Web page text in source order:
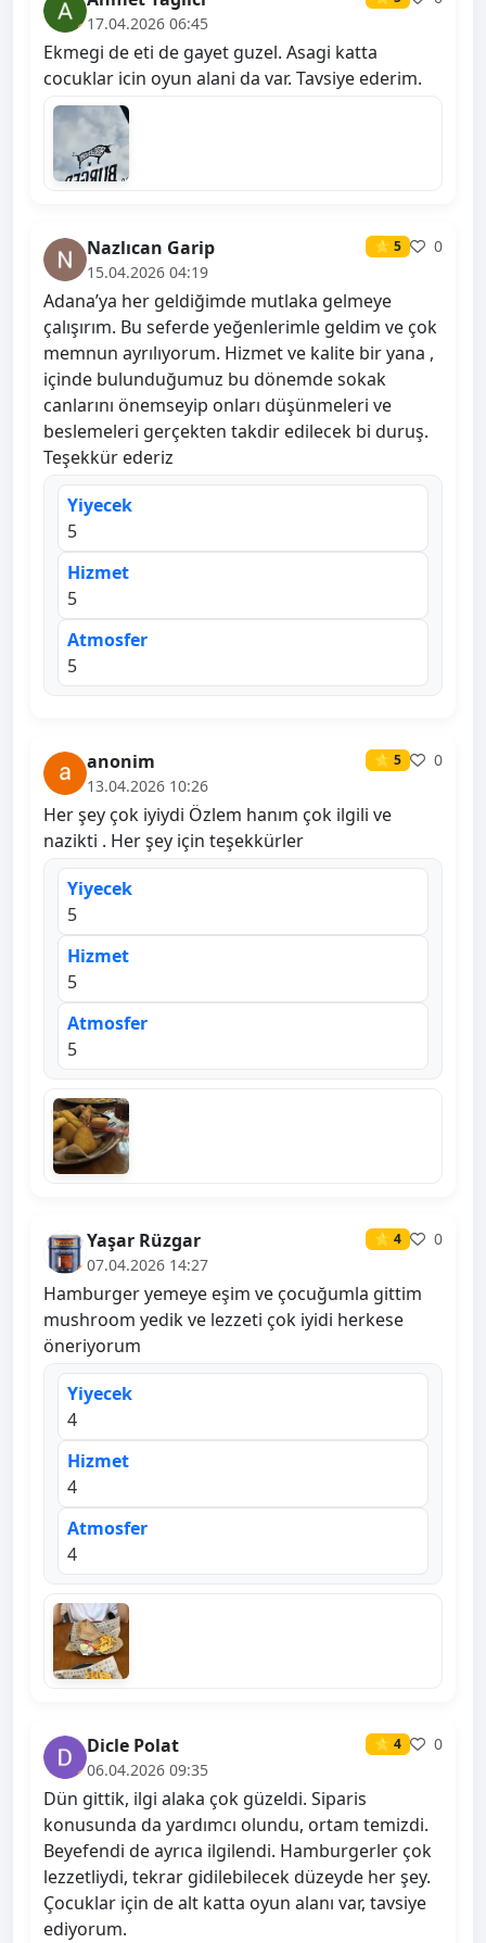
17.04.2026 06:45
Ekmegi de eti de gayet guzel. Asagi katta
cocuklar icin oyun alani da var. Tavsiye ederim.
Nazlıcan Garip ⭐ 5
0
15.04.2026 04:19
Adana’ya her geldiğimde mutlaka gelmeye
çalışırım. Bu seferde yeğenlerimle geldim ve çok
memnun ayrılıyorum. Hizmet ve kalite bir yana ,
içinde bulunduğumuz bu dönemde sokak
canlarını önemseyip onları düşünmeleri ve
beslemeleri gerçekten takdir edilecek bi duruş.
Teşekkür ederiz
Yiyecek
5
Hizmet
5
Atmosfer
5
anonim ⭐ 5
0
13.04.2026 10:26
Her şey çok iyiydi Özlem hanım çok ilgili ve
nazikti . Her şey için teşekkürler
Yiyecek
5
Hizmet
5
Atmosfer
5
Yaşar Rüzgar ⭐ 4
0
07.04.2026 14:27
Hamburger yemeye eşim ve çocuğumla gittim
mushroom yedik ve lezzeti çok iyidi herkese
öneriyorum
Yiyecek
4
Hizmet
4
Atmosfer
4
Dicle Polat ⭐ 4
0
06.04.2026 09:35
Dün gittik, ilgi alaka çok güzeldi. Siparis
konusunda da yardımcı olundu, ortam temizdi.
Beyefendi de ayrıca ilgilendi. Hamburgerler çok
lezzetliydi, tekrar gidilebilecek düzeyde her şey.
Çocuklar için de alt katta oyun alanı var, tavsiye
ediyorum.